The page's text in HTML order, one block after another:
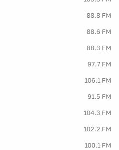
88.8 FM
88.6 FM
88.3 FM
97.7 FM
106.1 FM
91.5 FM
104.3 FM
102.2 FM
100.1 FM